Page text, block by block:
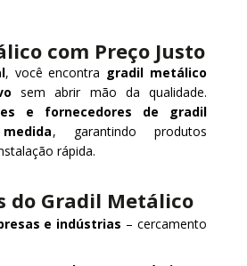
com Preço Justo
, você encontra gradil metálico
sem abrir mão da qualidade.
e fornecedores de gradil
, garantindo produtos
rápida.
do Gradil Metálico
e indústrias – cercamento